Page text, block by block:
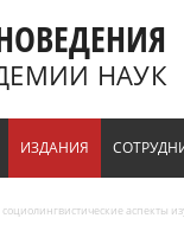
НАУК
ИЗДАНИЯ
аспекты